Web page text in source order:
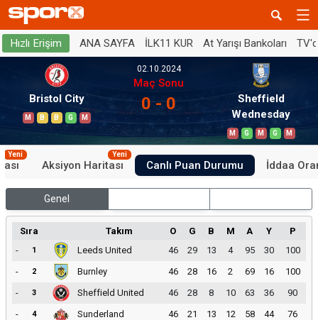
Hızlı Erişim ANA SAYFA İLK11 KUR At Yarışı Bankoları
Bristol City
M B B G M
02.10.2024
Maç Sonu
0 - 0
Sheffield
Wednesday
M G M G M
Yeni
Aksiyon Haritası
Yeni
Canlı Puan Durumu İddaa
Genel
Sıra Takım O G B M A Y
P
-
1 Leeds United 46 29 13 4 95 30
100
-
2 Burnley 46 28 16 2 69 16
100
-
3 Sheffield United 46 28 8 10 63 36
90
-
4 Sunderland 46 21 13 12 58 44
76